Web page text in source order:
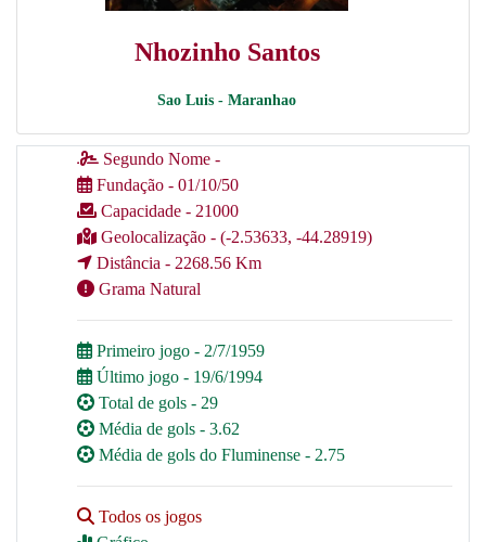
Nhozinho Santos
Sao Luis - Maranhao
Segundo Nome -
Fundação - 01/10/50
Capacidade - 21000
Geolocalização - (-2.53633, -44.28919)
Distância - 2268.56 Km
Grama Natural
Primeiro jogo - 2/7/1959
Último jogo - 19/6/1994
Total de gols - 29
Média de gols - 3.62
Média de gols do Fluminense - 2.75
Todos os jogos